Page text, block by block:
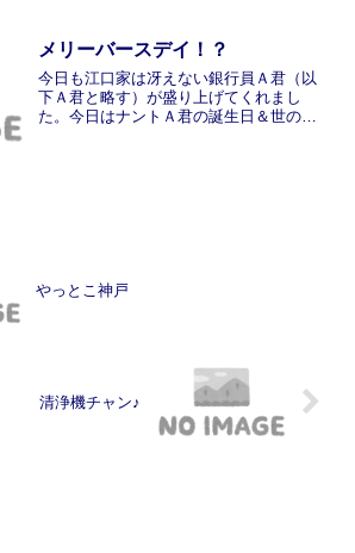
場に困ってしま...
メリーバースデイ！？
今日も江口家は冴えない銀行員Ａ君（以
下Ａ君と略す）が盛り上げてくれまし
た。今日はナントＡ君の誕生日＆世の中
やっとこ神戸
清浄機チャン♪